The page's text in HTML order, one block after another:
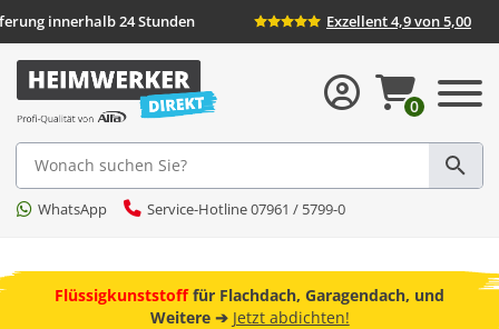
innerhalb 24 Stunden Exzellent 4,9 von 5,00
Suche
WhatsApp Service-Hotline 07961 / 5799-0
0
Flüssigkunststofffür Flachdach, Garagendach, und
Weitere ➔ Jetzt abdichten!